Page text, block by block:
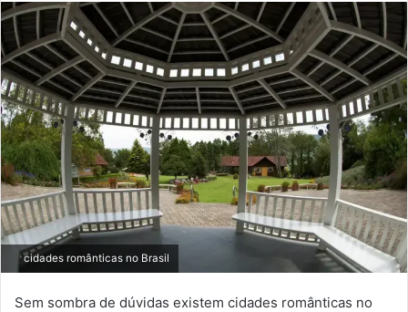
mail
cidades românticas no Brasil
Sem sombra de dúvidas existem cidades românticas no